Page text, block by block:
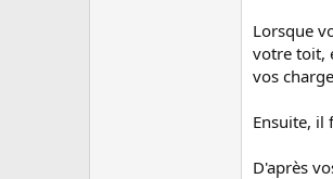
Lorsque
votre toit,
vos
Ensuite, il
D'après